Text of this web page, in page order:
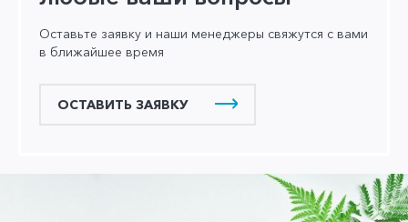
Оставьте заявку и наши менеджеры свяжутся с вами
в ближайшее время
ОСТАВИТЬ ЗАЯВКУ